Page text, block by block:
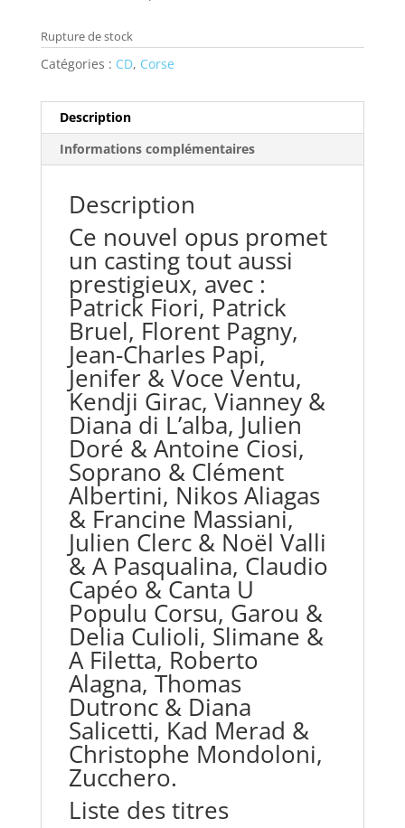
Rupture de stock
Catégories : CD, Corse
Description
Informations complémentaires
Description
Ce nouvel opus promet
un casting tout aussi
prestigieux, avec :
Patrick Fiori, Patrick
Bruel, Florent Pagny,
Jean-Charles Papi,
Jenifer & Voce Ventu,
Kendji Girac, Vianney &
Diana di L’alba, Julien
Doré & Antoine Ciosi,
Soprano & Clément
Albertini, Nikos Aliagas
& Francine Massiani,
Julien Clerc & Noël Valli
& A Pasqualina, Claudio
Capéo & Canta U
Populu Corsu, Garou &
Delia Culioli, Slimane &
A Filetta, Roberto
Alagna, Thomas
Dutronc & Diana
Salicetti, Kad Merad &
Christophe Mondoloni,
Zucchero.
Liste des titres